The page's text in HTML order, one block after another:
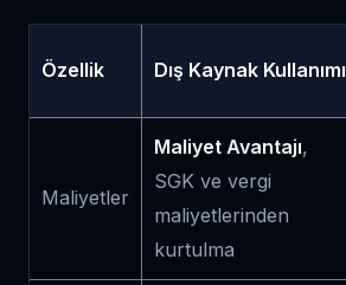
Özellik Dış Kaynak Kullanımı
Maliyetler
Maliyet Avantajı,
SGK ve vergi
maliyetlerinden
kurtulma